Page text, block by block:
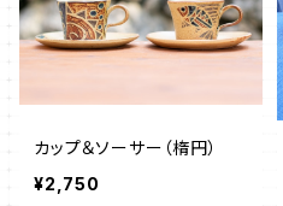
カップ＆ソーサー（楕円）
¥2,750